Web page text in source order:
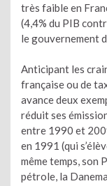
très faible en
(4,4% du PIB
le gouvernement
Anticipant les
française ou de
avance deux
réduit ses
entre 1990 et
en 1991 (qui
même temps, son
pétrole, la